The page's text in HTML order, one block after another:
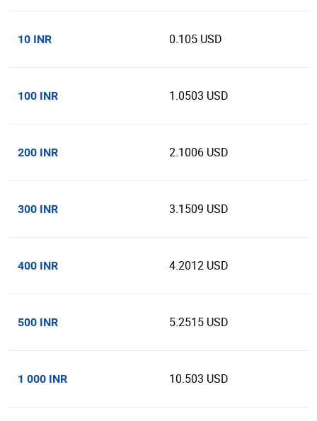
10 INR 0.105 USD
100 INR 1.0503 USD
200 INR 2.1006 USD
300 INR 3.1509 USD
400 INR 4.2012 USD
500 INR 5.2515 USD
1 000 INR 10.503 USD